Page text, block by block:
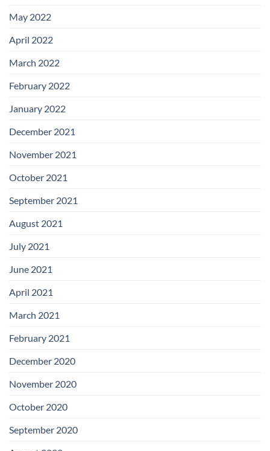
May 2022
April 2022
March 2022
February 2022
January 2022
December 2021
November 2021
October 2021
September 2021
August 2021
July 2021
June 2021
April 2021
March 2021
February 2021
December 2020
November 2020
October 2020
September 2020